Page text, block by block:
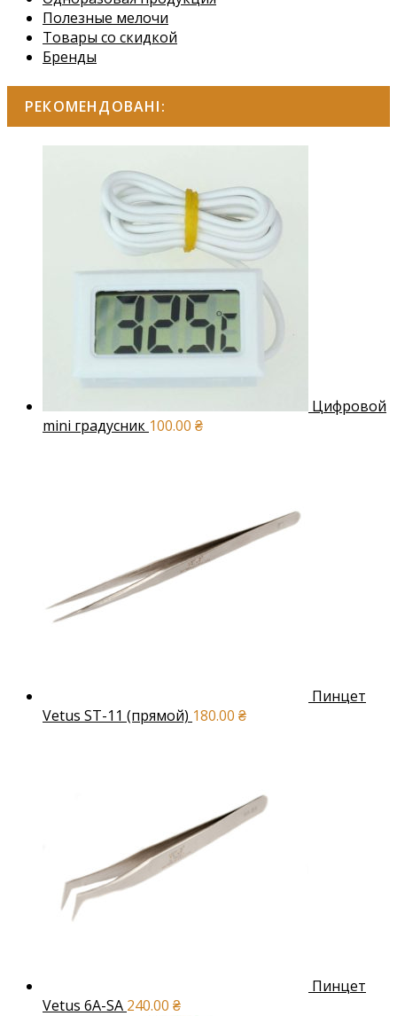
Полезные мелочи
Товары со скидкой
Бренды
РЕКОМЕНДОВАНІ:
Цифровой
mini градусник 100.00 ₴
Пинцет
Vetus ST-11 (прямой) 180.00 ₴
Пинцет
Vetus 6A-SA 240.00 ₴